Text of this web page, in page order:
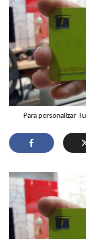
Para personalizar